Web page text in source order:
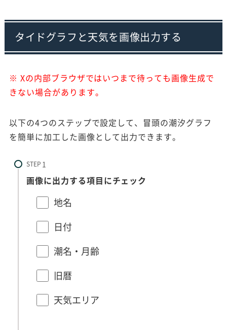
タイドグラフと天気を画像出力する
※ Xの内部ブラウザではいつまで待っても画像生成で
きない場合があります。
以下の4つのステップで設定して、冒頭の潮汐グラフ
を簡単に加工した画像として出力できます。
STEP
画像に出力する項目にチェック
地名
日付
潮名・月齢
旧暦
天気エリア